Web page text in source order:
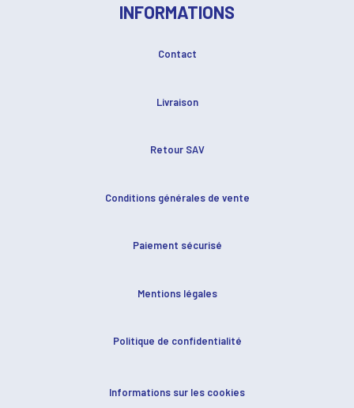
INFORMATIONS
Contact
Livraison
Retour SAV
Conditions générales de vente
Paiement sécurisé
Mentions légales
Politique de confidentialité
Informations sur les cookies